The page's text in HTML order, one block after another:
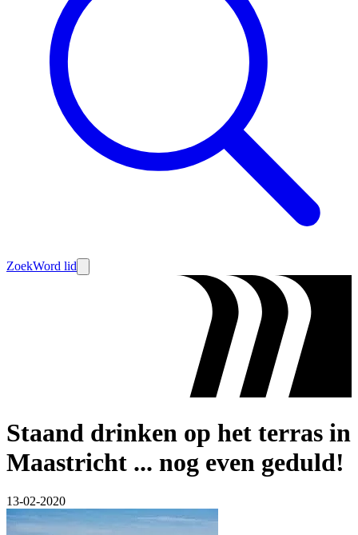
ZoekWord lid
Staand drinken op het terras in
Maastricht ... nog even geduld!
13-02-2020